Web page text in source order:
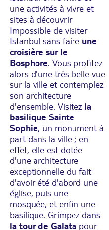
une activités à vivre et
sites à découvrir.
Impossible de visiter
Istanbul sans faire une
croisière sur le
Bosphore. Vous profitez
alors d'une très belle vue
sur la ville et contemplez
son architecture
d'ensemble. Visitez la
basilique Sainte
Sophie, un monument à
part dans la ville ; en
effet, elle est dotée
d'une architecture
exceptionnelle du fait
d'avoir été d'abord une
église, puis une
mosquée, et enfin une
basilique. Grimpez dans
la tour de Galata pour